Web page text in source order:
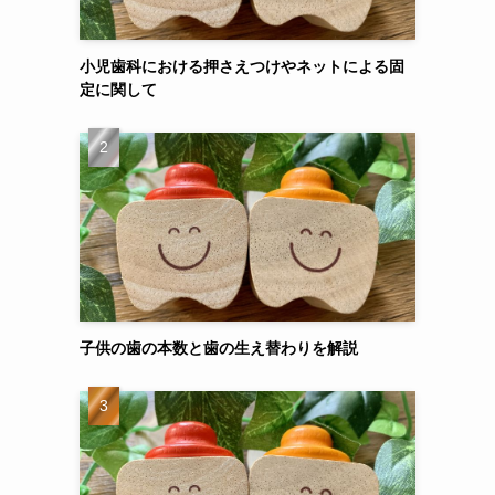
小児歯科における押さえつけやネットによる固
定に関して
子供の歯の本数と歯の生え替わりを解説